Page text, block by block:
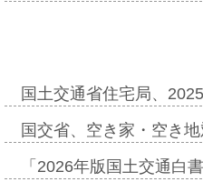
国土交通省住宅局、
国交省、空き家・空き
「2026年版国土交通